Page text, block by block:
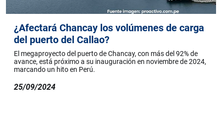
¿Afectará Chancay los volúmenes de carga
del puerto del Callao?
El megaproyecto del puerto de Chancay, con más del 92% de
avance, está próximo a su inauguración en noviembre de 2024,
marcando un hito en Perú.
25/09/2024